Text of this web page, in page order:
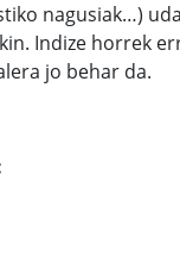
nagusiak…)
Indize horrek
jo behar da.